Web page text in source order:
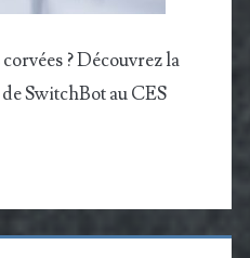
? Découvrez la
SwitchBot au CES